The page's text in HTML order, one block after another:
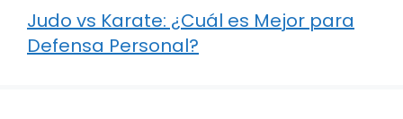
Judo vs Karate: ¿Cuál es Mejor para
Defensa Personal?